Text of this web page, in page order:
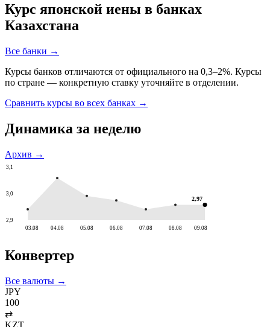
Курс японской иены в банках
Казахстана
Все банки →
Курсы банков отличаются от официального на 0,3–2%. Курсы
по стране — конкретную ставку уточняйте в отделении.
Сравнить курсы во всех банках →
Динамика за неделю
Архив →
3,1
3,0
2,9
2,97
03.08 04.08 05.08 06.08 07.08 08.08 09.08
Конвертер
Все валюты →
JPY
100
⇄